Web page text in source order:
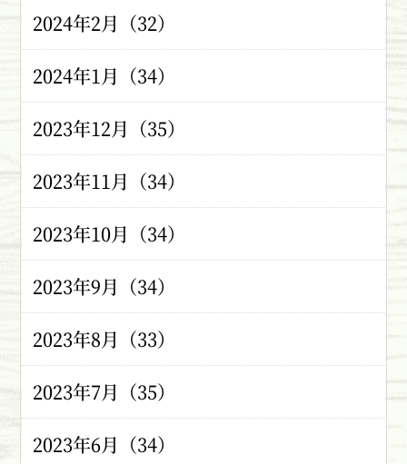
2024年2月（32）
2024年1月（34）
2023年12月（35）
2023年11月（34）
2023年10月（34）
2023年9月（34）
2023年8月（33）
2023年7月（35）
2023年6月（34）